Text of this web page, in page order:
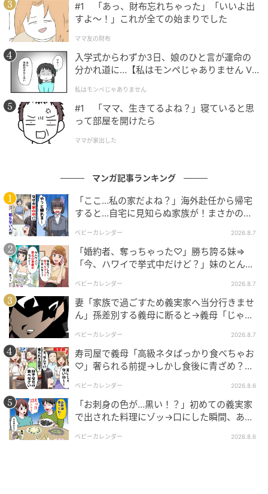
昔、きつく話してくれてたじゃない。食べると息がで
きなくなるからって。絶対食べちゃダメって。母もす
ごく気を使って色々してくれてたじゃない。
ママ広場
私が間違って食べてた時、大変だったじゃない。「ご
めんね。ちゃんとお母さんがみてなかったから。」っ
てギュって抱きしめて泣いてたよね？覚えてない？？
私、あの時本当に苦しかったし、お母さん泣いていた
からごめんなさいって思って、今も忘れられない記憶
なんだけど・・・。
#1 「あっ、財布忘れちゃった」「いいよ出
すよ〜！」これが全ての始まりでした
ママ友の財布
入学式からわずか3日、娘のひと言が運命の
分かれ道に…【私はモンペじゃありません Vo
私はモンペじゃありません
#1 「ママ、生きてるよね？」寝ていると思
って部屋を開けたら
ママが家出した
マンガ記事ランキング
「ここ…私の家だよね？」海外赴任から帰宅
すると…自宅に見知らぬ家族が！まさかの真
ベビーカレンダー 2026.8.7
「婚約者、奪っちゃった♡」勝ち誇る妹⇒
「今、ハワイで挙式中だけど？」妹のとんで
ベビーカレンダー 2026.8.7
妻「家族で過ごすため義実家へ当分行きませ
ん」孫差別する義母に断ると→義母「じゃ
ベビーカレンダー 2026.8.7
寿司屋で義母「高級ネタばっかり食べちゃお
♡」奢られる前提→しかし食後に青ざめ？通
ベビーカレンダー 2026.8.6
「お刺身の色が…黒い！？」初めての義実家
で出された料理にゾッ→口にした瞬間、あ
ベビーカレンダー 2026.8.6